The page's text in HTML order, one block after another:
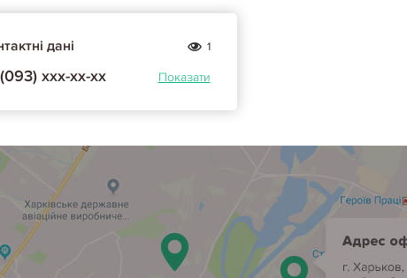
дані 1
(093) ххх-хх-хх Показати